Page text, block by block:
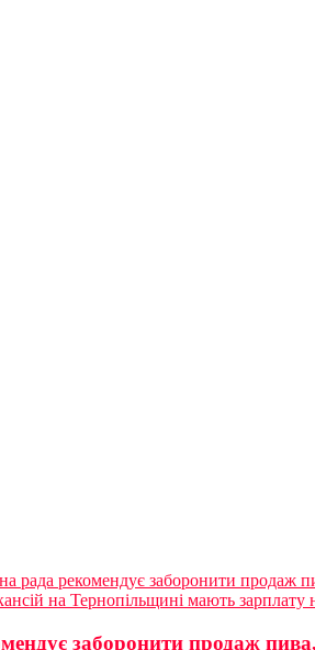
рада рекомендує заборонити продаж
на Тернопільщині мають зарплату
заборонити продаж